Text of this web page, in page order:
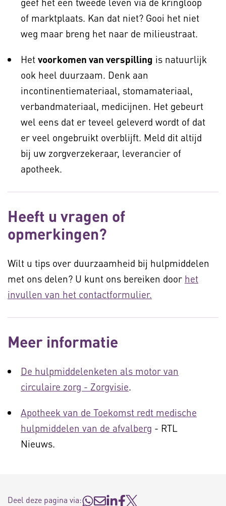
of marktplaats. Kan dat niet? Gooi het niet
weg maar breng het naar de milieustraat.
Het voorkomen van verspilling is natuurlijk
ook heel duurzaam. Denk aan
incontinentiemateriaal, stomamateriaal,
verbandmateriaal, medicijnen. Het gebeurt
wel eens dat er teveel geleverd wordt of dat
er veel ongebruikt overblijft. Meld dit altijd
bij uw zorgverzekeraar, leverancier of
apotheek.
Heeft u vragen of
opmerkingen?
Wilt u tips over duurzaamheid bij hulpmiddelen
met ons delen? U kunt ons bereiken door het
invullen van het contactformulier.
Meer informatie
De hulpmiddelenketen als motor van
circulaire zorg - Zorgvisie.
Apotheek van de Toekomst redt medische
hulpmiddelen van de afvalberg - RTL
Nieuws.
Deel deze pagina via: